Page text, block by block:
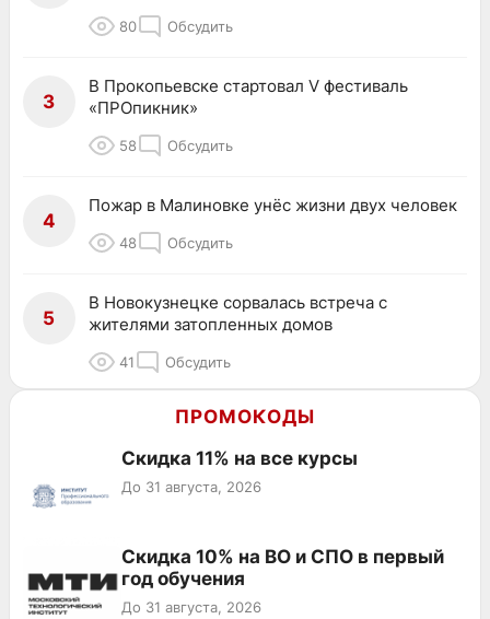
80 Обсудить
3
В Прокопьевске стартовал V фестиваль
«ПРОпикник»
58 Обсудить
4
Пожар в Малиновке унёс жизни двух человек
48 Обсудить
5
В Новокузнецке сорвалась встреча с
жителями затопленных домов
41 Обсудить
ПРОМОКОДЫ
Скидка 11% на все курсы
До 31 августа, 2026
Скидка 10% на ВО и СПО в первый
год обучения
До 31 августа, 2026